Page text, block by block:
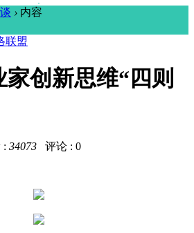
› 内容
联盟
创新思维“四则
: 34073 评论 : 0